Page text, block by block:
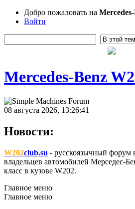
Добро пожаловать на
Войти
Mercedes-Benz
08 августа 2026, 13:26:41
Новости:
W202club.su - русскоязычный форум
владельцев автомобилей Мерседес-
класс в кузове W202.
Главное меню
Главное меню